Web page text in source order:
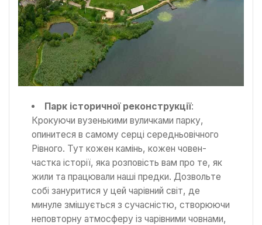
Парк історичної реконструкції:
Крокуючи вузенькими вуличками парку,
опинитеся в самому серці середньовічного
Рівного. Тут кожен камінь, кожен човен-
частка історії, яка розповість вам про те, як
жили та працювали наші предки. Дозвольте
собі зануритися у цей чарівний світ, де
минуле змішується з сучасністю, створюючи
неповторну атмосферу із чарівними човнами,